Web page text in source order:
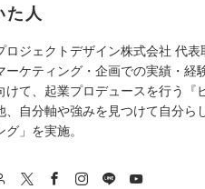
た人
ロジェクトデザイン株式会社 代
ーケティング・企画での実績・経
けて、起業プロデュースを行う
、自分軸や強みを見つけて自分ら
グ」を実施。